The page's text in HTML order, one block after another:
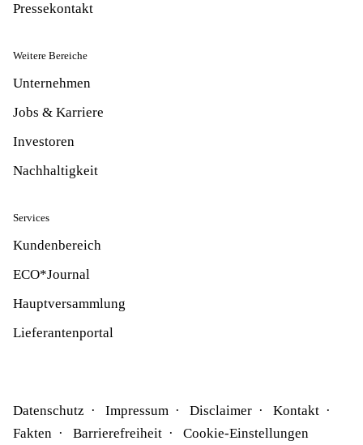
Pressekontakt
Weitere Bereiche
Unternehmen
Jobs & Karriere
Investoren
Nachhaltigkeit
Services
Kundenbereich
ECO*Journal
Hauptversammlung
Lieferantenportal
Datenschutz Impressum Disclaimer
Kontakt
Fakten
Barrierefreiheit Cookie-Einstellungen